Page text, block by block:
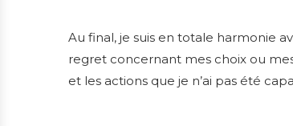
Au final, je suis en totale harmonie
regret concernant mes choix ou
et les actions que je n’ai pas été